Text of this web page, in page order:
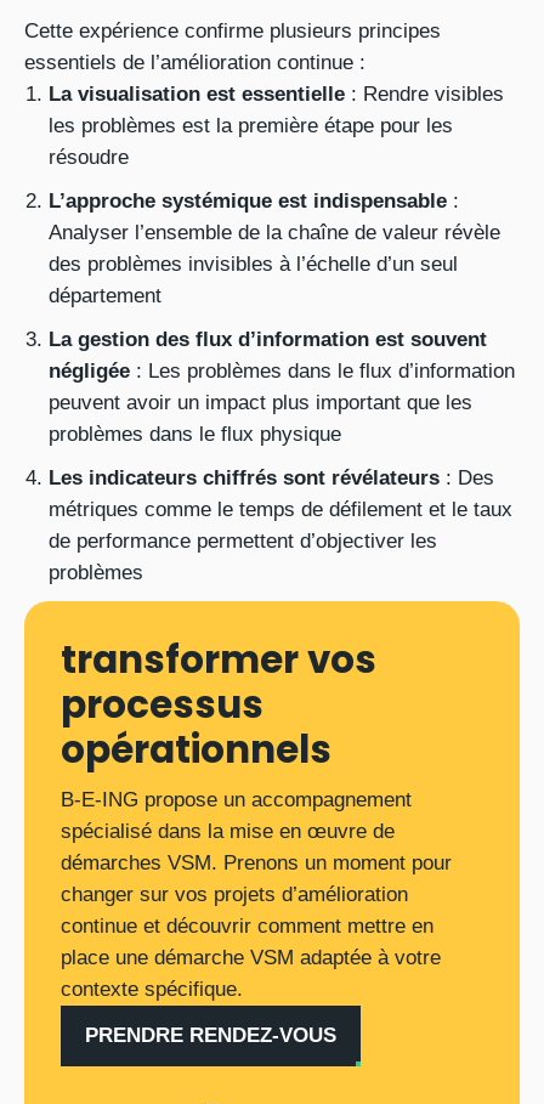
Cette expérience confirme plusieurs principes
essentiels de l’amélioration continue :
La visualisation est essentielle : Rendre visibles
les problèmes est la première étape pour les
résoudre
L’approche systémique est indispensable :
Analyser l’ensemble de la chaîne de valeur révèle
des problèmes invisibles à l’échelle d’un seul
département
La gestion des flux d’information est souvent
négligée : Les problèmes dans le flux d’information
peuvent avoir un impact plus important que les
problèmes dans le flux physique
Les indicateurs chiffrés sont révélateurs : Des
métriques comme le temps de défilement et le taux
de performance permettent d’objectiver les
problèmes
transformer vos
processus
opérationnels
B-E-ING propose un accompagnement
spécialisé dans la mise en œuvre de
démarches VSM. Prenons un moment pour
changer sur vos projets d’amélioration
continue et découvrir comment mettre en
place une démarche VSM adaptée à votre
contexte spécifique.
PRENDRE RENDEZ-VOUS